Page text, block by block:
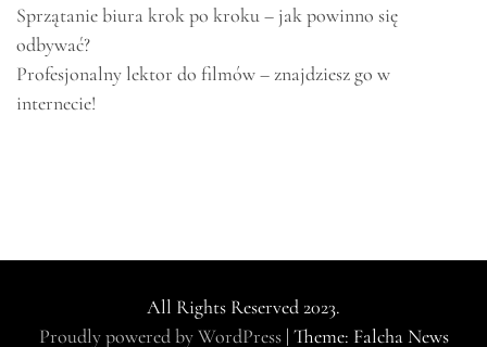
Sprzątanie biura krok po kroku – jak powinno się
odbywać?
Profesjonalny lektor do filmów – znajdziesz go w
internecie!
All Rights Reserved 2023.
Proudly powered by WordPress | Theme: Falcha News